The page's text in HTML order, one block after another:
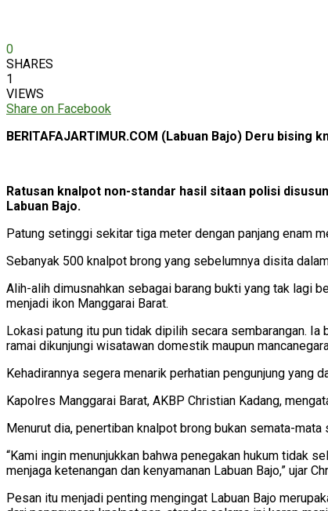
0
SHARES
1
VIEWS
Share on Facebook
BERITAFAJARTIMUR.COM (Labuan Bajo) Deru
Ratusan knalpot non-standar hasil sitaan polisi
Labuan Bajo.
Patung setinggi sekitar tiga meter dengan panjang enam
Sebanyak 500 knalpot brong yang sebelumnya disita
Alih-alih dimusnahkan sebagai barang bukti yang tak lagi
menjadi ikon Manggarai Barat.
Lokasi patung itu pun tidak dipilih secara sembarangan.
ramai dikunjungi wisatawan domestik maupun
Kehadirannya segera menarik perhatian pengunjung yang
Kapolres Manggarai Barat, AKBP Christian Kadang,
Menurut dia, penertiban knalpot brong bukan semata-
“Kami ingin menunjukkan bahwa penegakan hukum tidak
menjaga ketenangan dan kenyamanan Labuan Bajo,” ujar
Pesan itu menjadi penting mengingat Labuan Bajo